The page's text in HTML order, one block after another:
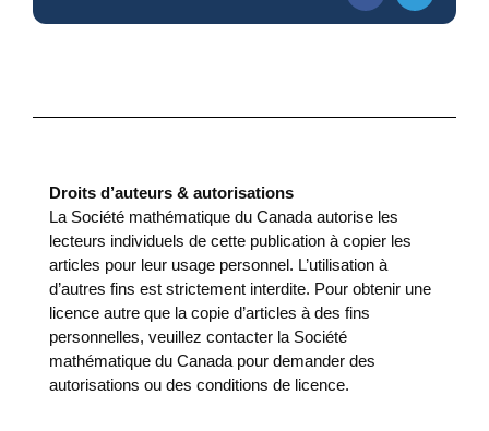
Droits d’auteurs & autorisations
La Société mathématique du Canada autorise les
lecteurs individuels de cette publication à copier les
articles pour leur usage personnel. L’utilisation à
d’autres fins est strictement interdite. Pour obtenir une
licence autre que la copie d’articles à des fins
personnelles, veuillez contacter la Société
mathématique du Canada pour demander des
autorisations ou des conditions de licence.